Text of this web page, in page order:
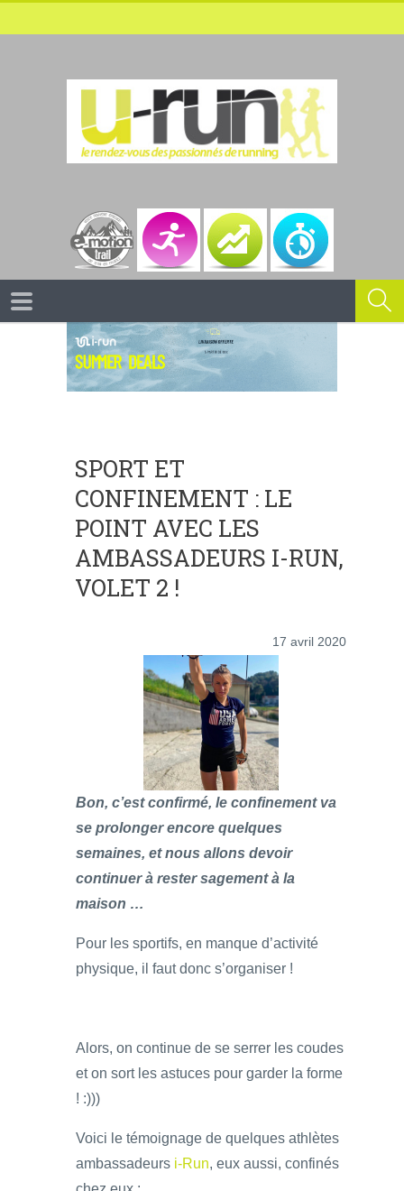
SPORT ET
CONFINEMENT : LE
POINT AVEC LES
AMBASSADEURS I-RUN,
VOLET 2 !
17 avril 2020
Bon, c’est confirmé, le confinement va
se prolonger encore quelques
semaines, et nous allons devoir
continuer à rester sagement à la
maison …
Pour les sportifs, en manque d’activité
physique, il faut donc s’organiser !
Alors, on continue de se serrer les coudes
et on sort les astuces pour garder la forme
! :)))
Voici le témoignage de quelques athlètes
ambassadeurs i-Run, eux aussi, confinés